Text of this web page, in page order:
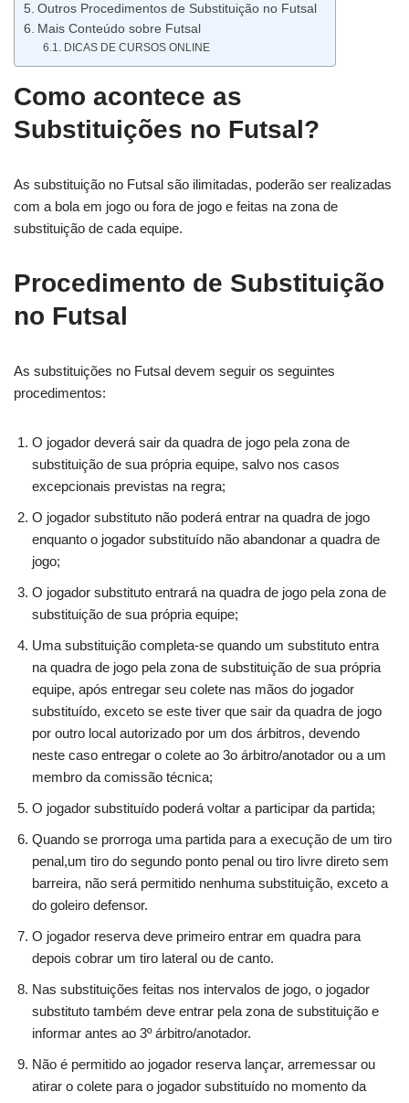
Outros Procedimentos de Substituição no Futsal
Mais Conteúdo sobre Futsal
DICAS DE CURSOS ONLINE
Como acontece as
Substituições no Futsal?
As substituição no Futsal são ilimitadas, poderão ser realizadas
com a bola em jogo ou fora de jogo e feitas na zona de
substituição de cada equipe.
Procedimento de Substituição
no Futsal
As substituições no Futsal devem seguir os seguintes
procedimentos:
O jogador deverá sair da quadra de jogo pela zona de
substituição de sua própria equipe, salvo nos casos
excepcionais previstas na regra;
O jogador substituto não poderá entrar na quadra de jogo
enquanto o jogador substituído não abandonar a quadra de
jogo;
O jogador substituto entrará na quadra de jogo pela zona de
substituição de sua própria equipe;
Uma substituição completa-se quando um substituto entra
na quadra de jogo pela zona de substituição de sua própria
equipe, após entregar seu colete nas mãos do jogador
substituído, exceto se este tiver que sair da quadra de jogo
por outro local autorizado por um dos árbitros, devendo
neste caso entregar o colete ao 3o árbitro/anotador ou a um
membro da comissão técnica;
O jogador substituído poderá voltar a participar da partida;
Quando se prorroga uma partida para a execução de um tiro
penal,um tiro do segundo ponto penal ou tiro livre direto sem
barreira, não será permitido nenhuma substituição, exceto a
do goleiro defensor.
O jogador reserva deve primeiro entrar em quadra para
depois cobrar um tiro lateral ou de canto.
Nas substituições feitas nos intervalos de jogo, o jogador
substituto também deve entrar pela zona de substituição e
informar antes ao 3º árbitro/anotador.
Não é permitido ao jogador reserva lançar, arremessar ou
atirar o colete para o jogador substituído no momento da